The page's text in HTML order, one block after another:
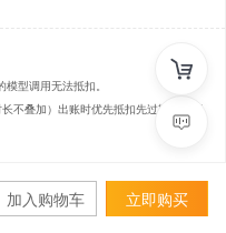
型调用无法抵扣。
不叠加）出账时优先抵扣先过期的资源
加入购物车 立即购买